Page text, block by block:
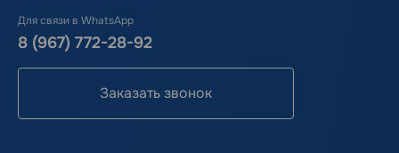
Для связи в WhatsApp
8 (967) 772-28-92
Заказать звонок